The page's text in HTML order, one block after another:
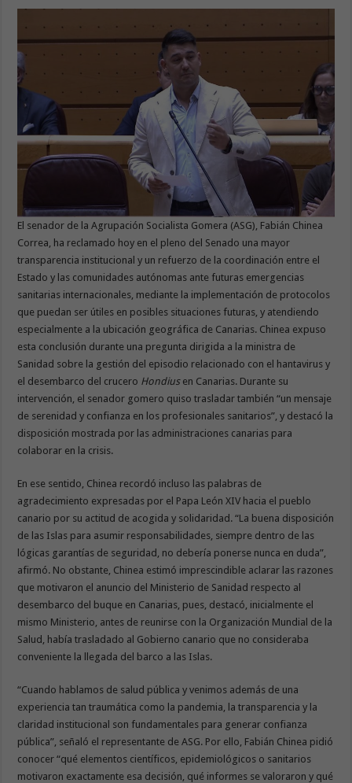
El senador de la Agrupación Socialista Gomera (ASG), Fabián Chinea
Correa, ha reclamado hoy en el pleno del Senado una mayor
transparencia institucional y un refuerzo de la coordinación entre el
Estado y las comunidades autónomas ante futuras emergencias
sanitarias internacionales, mediante la implementación de protocolos
que puedan ser útiles en posibles situaciones futuras, y atendiendo
especialmente a la ubicación geográfica de Canarias. Chinea expuso
esta conclusión durante una pregunta dirigida a la ministra de
Sanidad sobre la gestión del episodio relacionado con el hantavirus y
el desembarco del crucero Hondiusen Canarias. Durante su
intervención, el senador gomero quiso trasladar también “un mensaje
de serenidad y confianza en los profesionales sanitarios”, y destacó la
disposición mostrada por las administraciones canarias para
colaborar en la crisis.
En ese sentido, Chinea recordó incluso las palabras de
agradecimiento expresadas por el Papa León XIV hacia el pueblo
canario por su actitud de acogida y solidaridad. “La buena disposición
de las Islas para asumir responsabilidades, siempre dentro de las
lógicas garantías de seguridad, no debería ponerse nunca en duda”,
afirmó. No obstante, Chinea estimó imprescindible aclarar las razones
que motivaron el anuncio del Ministerio de Sanidad respecto al
desembarco del buque en Canarias, pues, destacó, inicialmente el
mismo Ministerio, antes de reunirse con la Organización Mundial de la
Salud, había trasladado al Gobierno canario que no consideraba
conveniente la llegada del barco a las Islas.
“Cuando hablamos de salud pública y venimos además de una
experiencia tan traumática como la pandemia, la transparencia y la
claridad institucional son fundamentales para generar confianza
pública”, señaló el representante de ASG. Por ello, Fabián Chinea pidió
conocer “qué elementos científicos, epidemiológicos o sanitarios
motivaron exactamente esa decisión, qué informes se valoraron y qué